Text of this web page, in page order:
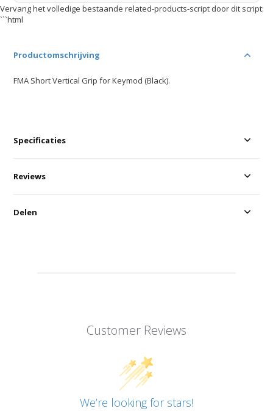
Vervang het volledige bestaande related-products-script door dit script:
```html
Productomschrijving
FMA Short Vertical Grip for Keymod (Black).
Specificaties
Customer Reviews
We’re looking for stars!
Reviews
Delen